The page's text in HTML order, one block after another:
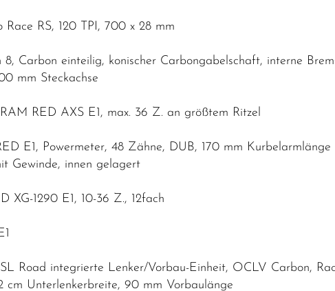
Race RS, 120 TPI, 700 x 28 mm
Carbon einteilig, konischer Carbongabelschaft, interne
mm Steckachse
RED AXS E1, max. 36 Z. an größtem Ritzel
E1, Powermeter, 48 Zähne, DUB, 170 mm Kurbelarmlänge
Gewinde, innen gelagert
XG-1290 E1, 10-36 Z., 12fach
Road integrierte Lenker/Vorbau-Einheit, OCLV Carbon,
cm Unterlenkerbreite, 90 mm Vorbaulänge